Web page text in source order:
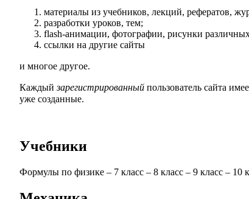
материалы из учебников, лекций, рефератов,
разработки уроков, тем;
flash-анимации, фотографии, рисунки
ссылки на другие сайты
и многое другое.
Каждыйзарегистрированный пользователь сайта
уже созданные.
Учебники
Формулы по физике – 7 класс – 8 класс – 9 класс – 10